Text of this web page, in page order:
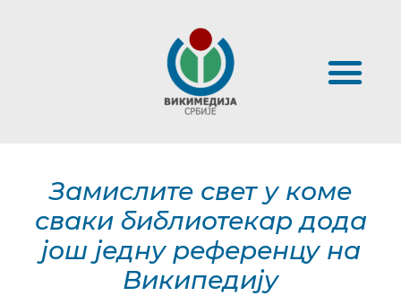
Замислите свет у коме
сваки библиотекар дода
још једну референцу на
Википедију